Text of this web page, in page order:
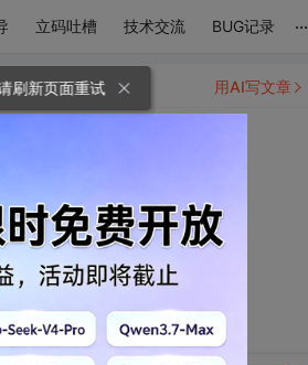
立码吐槽 技术交流 BUG记录 ...
露馅了
用AI写文章
刷新页面重试